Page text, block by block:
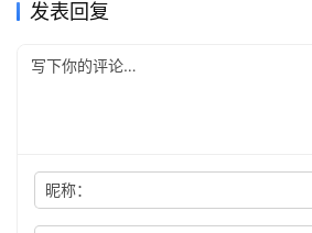
发表回复
昵称：